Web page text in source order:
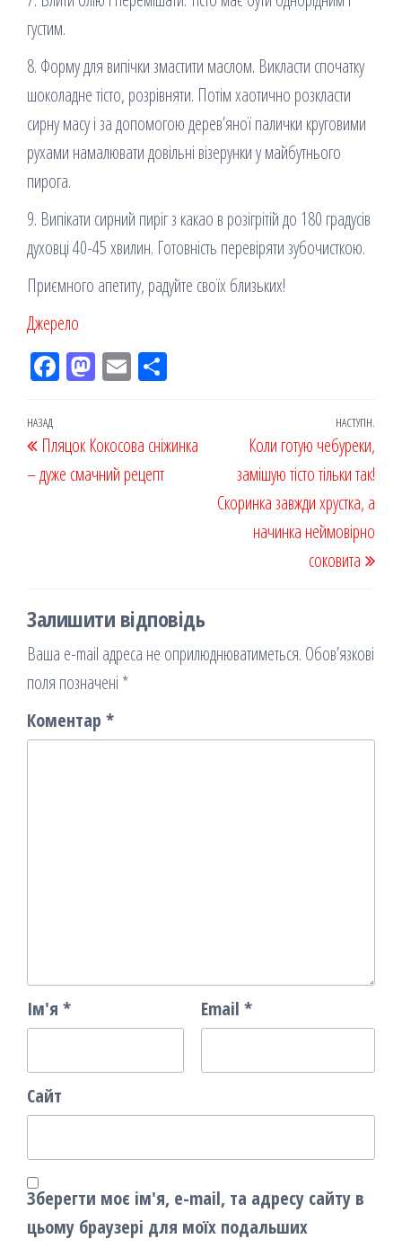
густим.
8. Форму для випічки змастити маслом. Викласти спочатку
шоколадне тісто, розрівняти. Потім хаотично розкласти
сирну масу і за допомогою дерев’яної палички круговими
рухами намалювати довільні візерунки у майбутнього
пирога.
9. Випікати сирний пиріг з какао в розігрітій до 180 градусів
духовці 40-45 хвилин. Готовність перевіряти зубочисткою.
Приємного апетиту, радуйте своїх близьких!
Джерело
Fac
k
M
on
Em
ис
Навігація
записів
Попередній
запис
НАЗАД
Пляцок Кокосова сніжинка
– дуже смачний рецепт
НАСТУПН.
Коли готую чебуреки,
замішую тісто тільки так!
Скоринка завжди хрустка, а
начинка неймовірно
соковита
Залишити відповідь
Ваша e-mail адреса не оприлюднюватиметься. Обов’язкові
поля позначені *
Коментар *
Ім'я * Email *
Сайт
Зберегти моє ім'я, e-mail, та адресу сайту в
цьому браузері для моїх подальших